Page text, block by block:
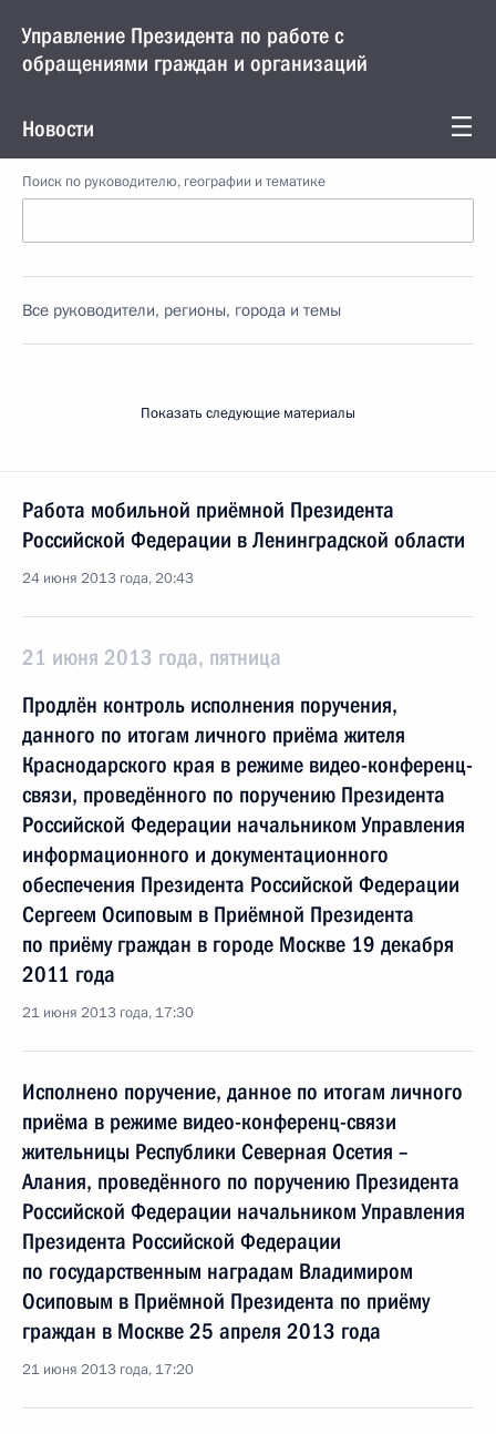
Управление Президента по работе с
обращениями граждан и организаций
Новости
Поиск по руководителю, географии и тематике
Все руководители, регионы, города и темы
Показать следующие материалы
Работа мобильной приёмной Президента
Российской Федерации в Ленинградской области
24 июня 2013 года, 20:43
21 июня 2013 года, пятница
Продлён контроль исполнения поручения,
данного по итогам личного приёма жителя
Краснодарского края в режиме видео-конференц-
связи, проведённого по поручению Президента
Российской Федерации начальником Управления
информационного и документационного
обеспечения Президента Российской Федерации
Сергеем Осиповым в Приёмной Президента
по приёму граждан в городе Москве 19 декабря
2011 года
21 июня 2013 года, 17:30
Исполнено поручение, данное по итогам личного
приёма в режиме видео-конференц-связи
жительницы Республики Северная Осетия –
Алания, проведённого по поручению Президента
Российской Федерации начальником Управления
Президента Российской Федерации
по государственным наградам Владимиром
Осиповым в Приёмной Президента по приёму
граждан в Москве 25 апреля 2013 года
21 июня 2013 года, 17:20